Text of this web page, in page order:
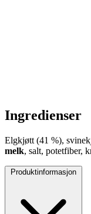
Ingredienser
Elgkjøtt (41 %),
melk, salt, potetfiber,
Produktinformasjon